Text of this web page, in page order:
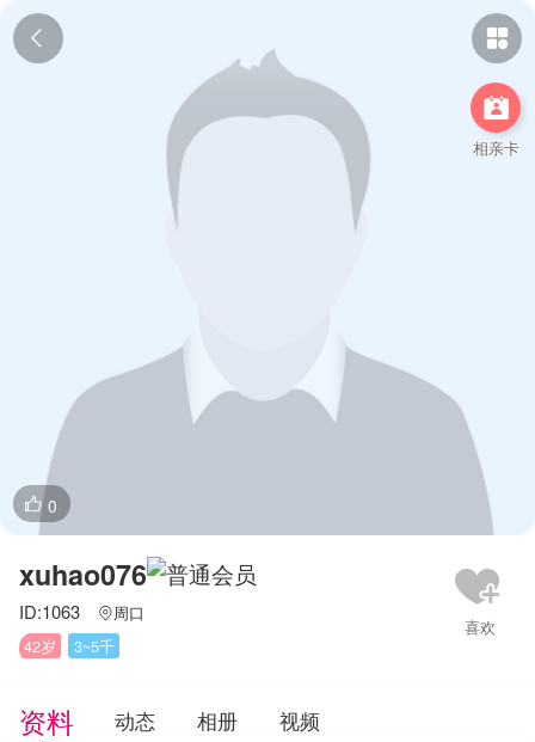
 

相亲卡
 0
xuhao076
ID:1063  周口
42岁
3~5千
资料 动态 相册 视频